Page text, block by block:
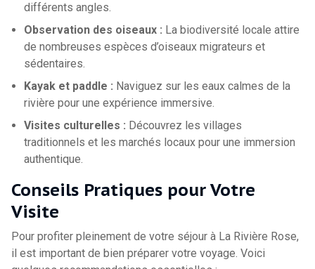
différents angles.
Observation des oiseaux : La biodiversité locale attire
de nombreuses espèces d’oiseaux migrateurs et
sédentaires.
Kayak et paddle : Naviguez sur les eaux calmes de la
rivière pour une expérience immersive.
Visites culturelles : Découvrez les villages
traditionnels et les marchés locaux pour une immersion
authentique.
Conseils Pratiques pour Votre
Visite
Pour profiter pleinement de votre séjour à La Rivière Rose,
il est important de bien préparer votre voyage. Voici